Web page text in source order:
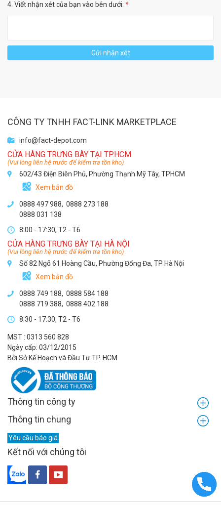
4. Viết nhận xét của bạn vào bên dưới: *
Gửi nhận xét
CÔNG TY TNHH FACT-LINK MARKETPLACE
info@fact-depot.com
CỬA HÀNG TRƯNG BÀY TẠI TP.HCM
(Vui lòng liên hệ trước để kiểm tra tồn kho)
602/43 Điện Biên Phủ, Phường Thạnh Mỹ Tây, TPHCM
Xem bản đồ
0888 497 988, 0888 273 188
0888 031 138
8:00 - 17:30, T2 - T6
CỬA HÀNG TRƯNG BÀY TẠI HÀ NỘI
(Vui lòng liên hệ trước để kiểm tra tồn kho)
Số 82 Ngõ 61 Hoàng Cầu, Phường Đống Đa, TP Hà Nội
Xem bản đồ
0888 749 188, 0888 584 188
0888 719 388, 0888 402 188
8:30 - 17:30, T2 - T6
MST : 0313 560 828
Ngày cấp: 03/12/2015
Bởi Sở Kế Hoạch và Đầu Tư TP. HCM
Thông tin công ty
Thông tin chung
Yêu cầu báo giá
Kết nối với chúng tôi